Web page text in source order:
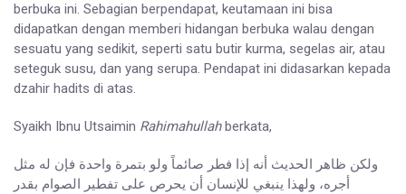
berbuka ini. Sebagian berpendapat, keutamaan ini bisa
didapatkan dengan memberi hidangan berbuka walau dengan
sesuatu yang sedikit, seperti satu butir kurma, segelas air, atau
seteguk susu, dan yang serupa. Pendapat ini didasarkan kepada
dzahir hadits di atas.
Syaikh Ibnu Utsaimin Rahimahullahberkata,
ولكن ظاهر الحديث أنه إذا فطر صائماً ولو بتمرة واحدة فإن له مثل
أجره، ولهذا ينبغي للإنسان أن يحرص على تفطير الصوام بقدر